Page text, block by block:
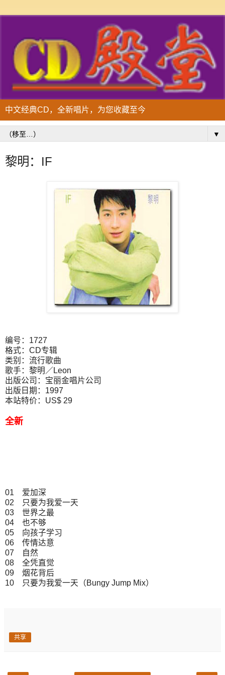
中文经典CD，全新唱片，为您收藏至今
▼
黎明：IF
编号：1727
格式：CD专辑
类别：流行歌曲
歌手：黎明／Leon
出版公司：宝丽金唱片公司
出版日期：1997
本站特价：US$ 29
全新
01 爱加深
02 只要为我爱一天
03 世界之最
04 也不够
05 向孩子学习
06 传情达意
07 自然
08 全凭直觉
09 烟花背后
10 只要为我爱一天（Bungy Jump Mix）
共享